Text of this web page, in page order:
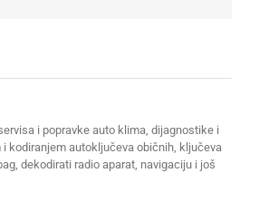
i popravke auto klima, dijagnostike i
i kodiranjem autoključeva običnih, ključeva
dekodirati radio aparat, navigaciju i još